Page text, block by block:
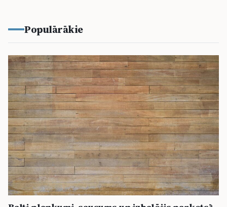
Populārākie